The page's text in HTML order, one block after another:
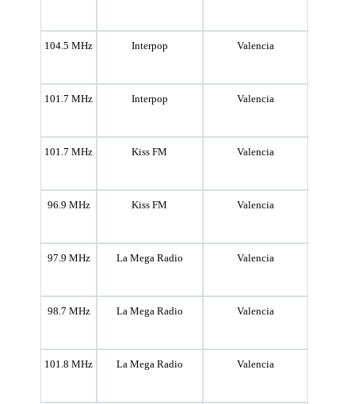
104.5 MHz Interpop Valencia
101.7 MHz Interpop Valencia
101.7 MHz Kiss FM Valencia
96.9 MHz Kiss FM Valencia
97.9 MHz La Mega Radio Valencia
98.7 MHz La Mega Radio Valencia
101.8 MHz La Mega Radio Valencia